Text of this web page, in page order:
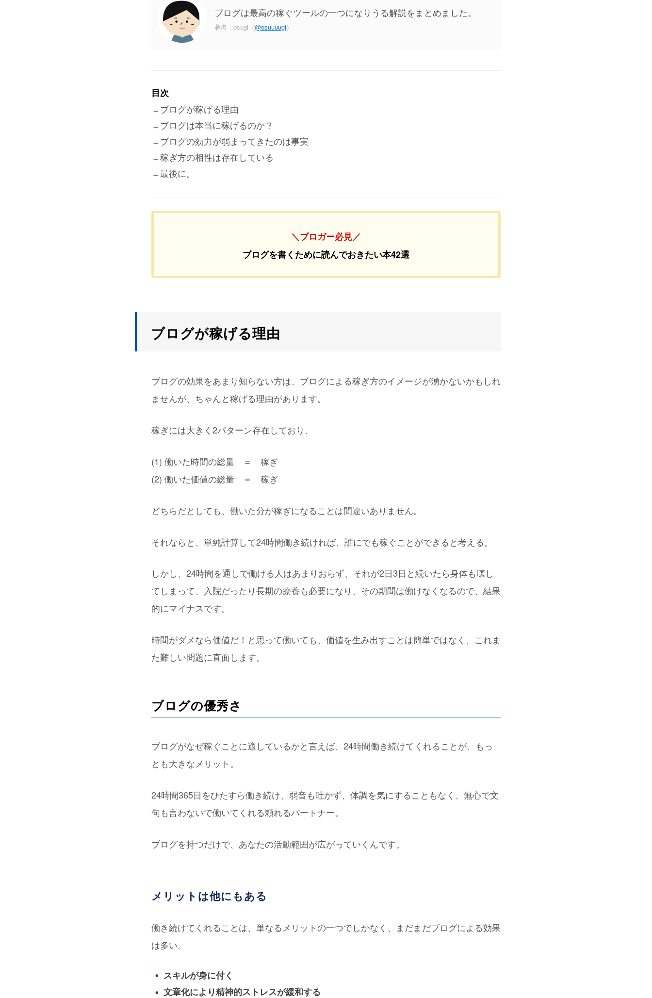
ブログは最高の稼ぐツールの一つになりうる解説をまとめました。
著者：osugi（@osuuuugi）
目次
ブログが稼げる理由
ブログは本当に稼げるのか？
ブログの効力が弱まってきたのは事実
稼ぎ方の相性は存在している
最後に。
＼ブロガー必見／
ブログを書くために読んでおきたい本42選
ブログが稼げる理由
ブログの効果をあまり知らない方は、ブログによる稼ぎ方のイメージが湧かないかもしれ
ませんが、ちゃんと稼げる理由があります。
稼ぎには大きく2パターン存在しており、
(1) 働いた時間の総量 ＝ 稼ぎ
(2) 働いた価値の総量 ＝ 稼ぎ
どちらだとしても、働いた分が稼ぎになることは間違いありません。
それならと、単純計算して24時間働き続ければ、誰にでも稼ぐことができると考える。
しかし、24時間を通しで働ける人はあまりおらず、それが2日3日と続いたら身体も壊し
てしまって、入院だったり長期の療養も必要になり、その期間は働けなくなるので、結果
的にマイナスです。
時間がダメなら価値だ！と思って働いても、価値を生み出すことは簡単ではなく、これま
た難しい問題に直面します。
ブログの優秀さ
ブログがなぜ稼ぐことに適しているかと言えば、24時間働き続けてくれることが、もっ
とも大きなメリット。
24時間365日をひたすら働き続け、弱音も吐かず、体調を気にすることもなく、無心で文
句も言わないで働いてくれる頼れるパートナー。
ブログを持つだけで、あなたの活動範囲が広がっていくんです。
メリットは他にもある
働き続けてくれることは、単なるメリットの一つでしかなく、まだまだブログによる効果
は多い。
スキルが身に付く
文章化により精神的ストレスが緩和する